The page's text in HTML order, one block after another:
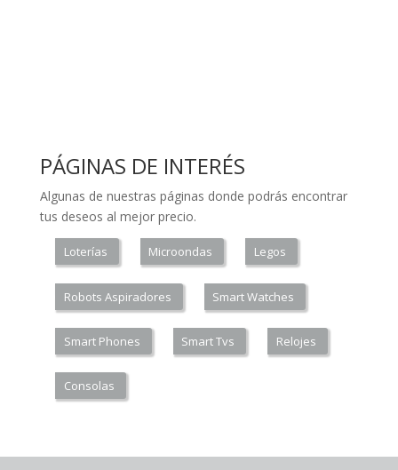
PÁGINAS DE INTERÉS
Algunas de nuestras páginas donde podrás encontrar
tus deseos al mejor precio.
Loterías Microondas Legos
Robots Aspiradores Smart Watches
Smart Phones Smart Tvs Relojes
Consolas